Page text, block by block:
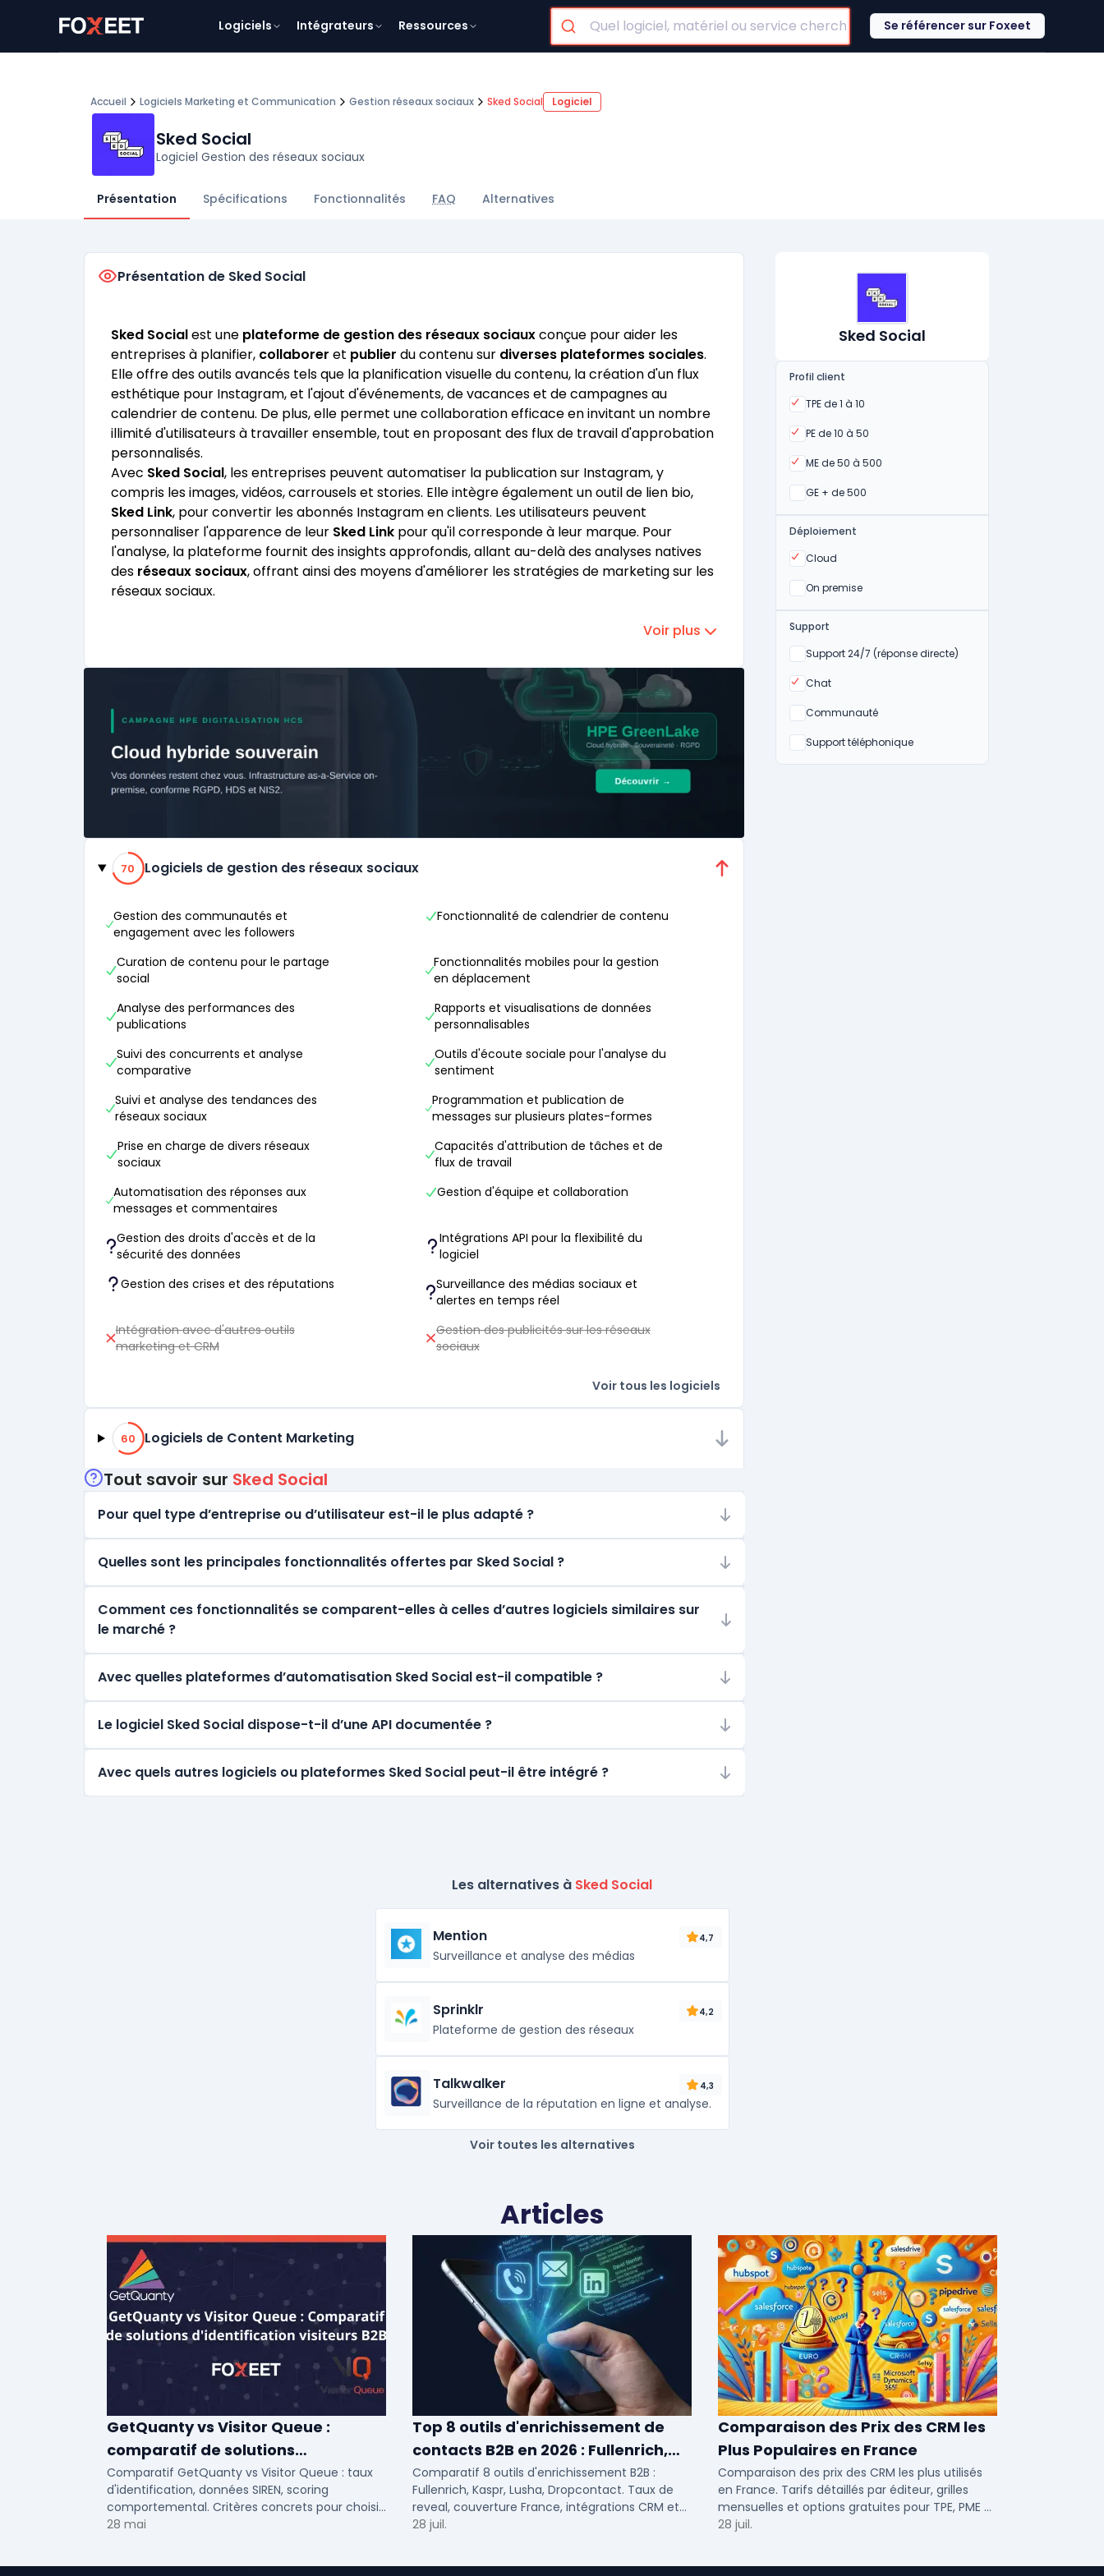
Logiciels Intégrateurs Ressources Se référencer sur Foxeet
Accueil Logiciels Marketing et Communication Gestion réseaux sociaux Sked Social Logiciel
Sked Social
Logiciel Gestion des réseaux sociaux
Présentation Spécifications Fonctionnalités FAQ Alternatives
Sked Social
Profil client
TPE de 1 à 10
Oui
PE de 10 à 50
Oui
ME de 50 à 500
Oui
GE + de 500
Oui
Déploiement
Cloud
Oui
On premise
Oui
Support
Support 24/7 (réponse directe)
Non
Chat
Oui
Communauté
Non
Support téléphonique
Non
Présentation de Sked Social
Sked Socialest une plateforme de gestion des réseaux sociauxconçue pour aider les
entreprises à planifier, collaborer et publier du contenu sur diverses plateformes sociales.
Elle offre des outils avancés tels que la planification visuelle du contenu, la création d'un flux
esthétique pour Instagram, et l'ajout d'événements, de vacances et de campagnes au
calendrier de contenu. De plus, elle permet une collaboration efficace en invitant un nombre
illimité d'utilisateurs à travailler ensemble, tout en proposant des flux de travail d'approbation
personnalisés.
Avec Sked Social, les entreprises peuvent automatiser la publication sur Instagram, y
compris les images, vidéos, carrousels et stories. Elle intègre également un outil de lien bio,
Sked Link, pour convertir les abonnés Instagram en clients. Les utilisateurs peuvent
personnaliser l'apparence de leur Sked Link pour qu'il corresponde à leur marque. Pour
l'analyse, la plateforme fournit des insights approfondis, allant au-delà des analyses natives
des réseaux sociaux, offrant ainsi des moyens d'améliorer les stratégies de marketing sur les
réseaux sociaux.
Voir plus
Catégories
70% de compatibilité
70 Logiciels de gestion des réseaux sociaux
Gestion des communautés et
engagement avec les followers
Fonctionnalité de calendrier de contenu
Curation de contenu pour le partage
social
Fonctionnalités mobiles pour la gestion
en déplacement
Analyse des performances des
publications
Rapports et visualisations de données
personnalisables
Suivi des concurrents et analyse
comparative
Outils d'écoute sociale pour l'analyse du
sentiment
Suivi et analyse des tendances des
réseaux sociaux
Programmation et publication de
messages sur plusieurs plates-formes
Prise en charge de divers réseaux
sociaux
Capacités d'attribution de tâches et de
flux de travail
Automatisation des réponses aux
messages et commentaires
Gestion d'équipe et collaboration
Gestion des droits d'accès et de la
sécurité des données
Intégrations API pour la flexibilité du
logiciel
Gestion des crises et des réputations
Surveillance des médias sociaux et
alertes en temps réel
Intégration avec d'autres outils
marketing et CRM
Gestion des publicités sur les réseaux
sociaux
Voir tous les logiciels
60% de compatibilité
60 Logiciels de Content Marketing
Tout savoir sur Sked Social
Pour quel type d’entreprise ou d’utilisateur est-il le plus adapté ?
Quelles sont les principales fonctionnalités offertes par Sked Social ?
Comment ces fonctionnalités se comparent-elles à celles d’autres logiciels similaires sur
le marché ?
Avec quelles plateformes d’automatisation Sked Social est-il compatible ?
Le logiciel Sked Social dispose-t-il d’une API documentée ?
Avec quels autres logiciels ou plateformes Sked Social peut-il être intégré ?
Les alternatives à Sked Social
Mention 4,7
Surveillance et analyse des médias
Sprinklr 4,2
Plateforme de gestion des réseaux
Talkwalker 4,3
Surveillance de la réputation en ligne et analyse.
Voir toutes les alternatives
Articles
GetQuanty vs Visitor Queue :
comparatif de solutions
d'identification visiteurs B2B
Comparatif GetQuanty vs Visitor Queue : taux
d'identification, données SIREN, scoring
comportemental. Critères concrets pour choisir
votre solution de lead generation B2B en PME et
28 mai
Top 8 outils d'enrichissement de
contacts B2B en 2026 : Fullenrich,
Kaspr, Lusha...
Comparatif 8 outils d'enrichissement B2B :
Fullenrich, Kaspr, Lusha, Dropcontact. Taux de
reveal, couverture France, intégrations CRM et
tarifs testés pour SDR et commerciaux PME/ETI.
28 juil.
Comparaison des Prix des CRM les
Plus Populaires en France
Comparaison des prix des CRM les plus utilisés
en France. Tarifs détaillés par éditeur, grilles
mensuelles et options gratuites pour TPE, PME et
ETI.
28 juil.